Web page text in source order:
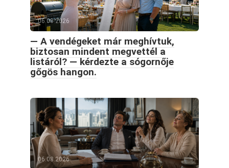
06.08.2026
— A vendégeket már meghívtuk,
biztosan mindent megvettél a
listáról? — kérdezte a sógornője
gőgös hangon.
06.08.2026